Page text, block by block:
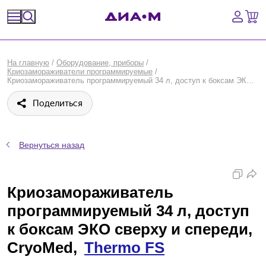
Оборудование, приборы
Расходные материалы, пластик, стекло
Библиотека
Сравнение
На главную / Оборудование, приборы /
Криозамораживатели программируемые /
Криозамораживатель программируемый 34 л, доступ к боксам ЭКО сверху и спереди, CryoMed, Thermo FS
Поделиться
Вернуться назад
Криозамораживатель
программируемый 34 л, доступ
к боксам ЭКО сверху и спереди,
CryoMed, Thermo FS